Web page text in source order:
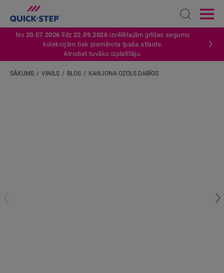
Open
No 20.07.2026 līdz22.09.2026 izvēlētajām grīdas segumu
kolekcijām tiek piemērota īpaša atlaide.
Atrodiet tuvāko izplatītāju.
SĀKUMS VINILS BLOS KANJONA OZOLS DABĪGS